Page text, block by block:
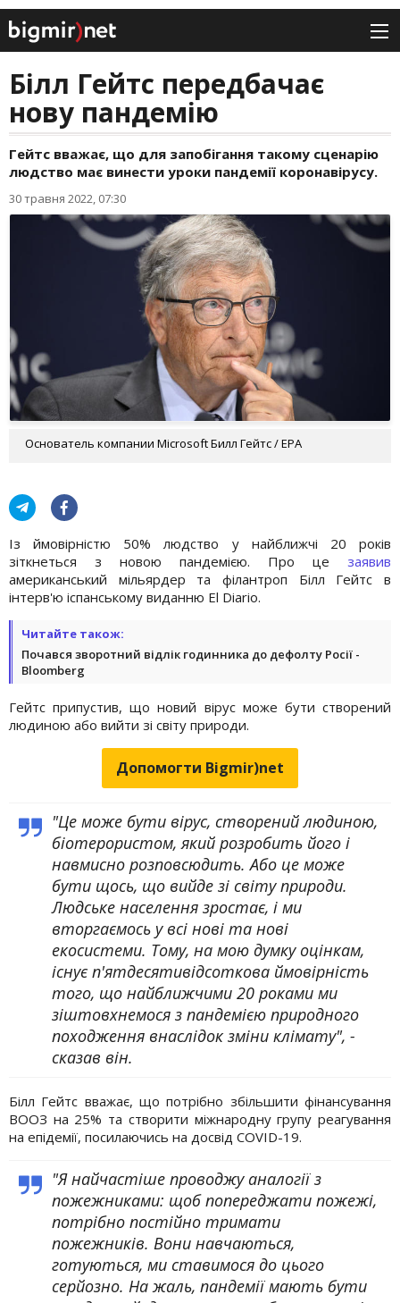
Білл Гейтс передбачає
нову пандемію
Гейтс вважає, що для запобігання такому сценарію
людство має винести уроки пандемії коронавірусу.
30 травня 2022, 07:30
Основатель компании Microsoft Билл Гейтс / EPA
Із ймовірністю 50% людство у найближчі 20 років
зіткнеться з новою пандемією. Про це заявив
американський мільярдер та філантроп Білл Гейтс в
інтерв'ю іспанському виданню El Diario.
Читайте також:
Почався зворотний відлік годинника до дефолту Росії -
Bloomberg
Гейтс припустив, що новий вірус може бути створений
людиною або вийти зі світу природи.
Допомогти Bigmir)net
"Це може бути вірус, створений людиною,
біотерористом, який розробить його і
навмисно розповсюдить. Або це може
бути щось, що вийде зі світу природи.
Людське населення зростає, і ми
вторгаємось у всі нові та нові
екосистеми. Тому, на мою думку оцінкам,
існує п'ятдесятивідсоткова ймовірність
того, що найближчими 20 роками ми
зіштовхнемося з пандемією природного
походження внаслідок зміни клімату", -
сказав він.
Білл Гейтс вважає, що потрібно збільшити фінансування
ВООЗ на 25% та створити міжнародну групу реагування
на епідемії, посилаючись на досвід COVID-19.
"Я найчастіше проводжу аналогії з
пожежниками: щоб попереджати пожежі,
потрібно постійно тримати
пожежників. Вони навчаються,
готуються, ми ставимося до цього
серйозно. На жаль, пандемії мають бути